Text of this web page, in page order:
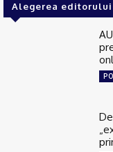
Alegerea editorului